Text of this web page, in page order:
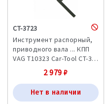
CT-3723
Инструмент распорный,
приводного вала ... КПП
VAG T10323 Car-Tool CT-3…
2 979₽
Нет в наличии